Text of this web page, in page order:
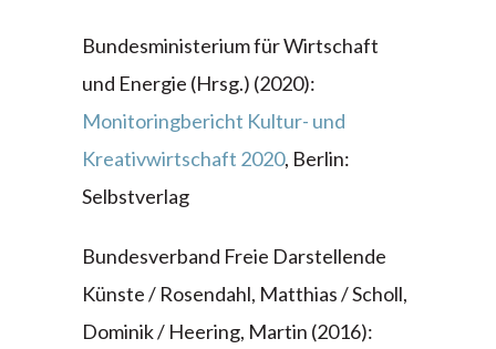
Bundesministerium für Wirtschaft
und Energie (Hrsg.) (2020):
Monitoringbericht Kultur- und
Kreativwirtschaft 2020, Berlin:
Selbstverlag
Bundesverband Freie Darstellende
Künste / Rosendahl, Matthias / Scholl,
Dominik / Heering, Martin (2016):